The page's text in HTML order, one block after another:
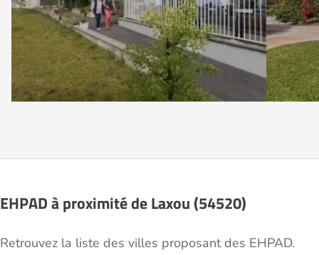
EHPAD à proximité de Laxou (54520)
Retrouvez la liste des villes proposant des EHPAD.